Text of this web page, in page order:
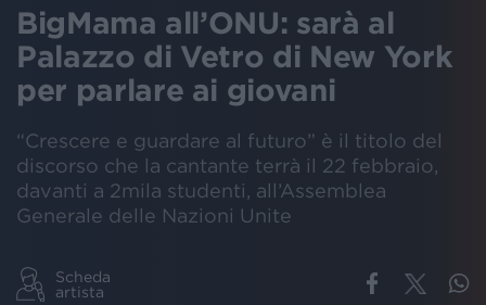
BigMama all’ONU: sarà al
Palazzo di Vetro di New York
per parlare ai giovani
“Crescere e guardare al futuro” è il titolo del
discorso che la cantante terrà il 22 febbraio,
davanti a 2mila studenti, all’Assemblea
Generale delle Nazioni Unite
Scheda
artista